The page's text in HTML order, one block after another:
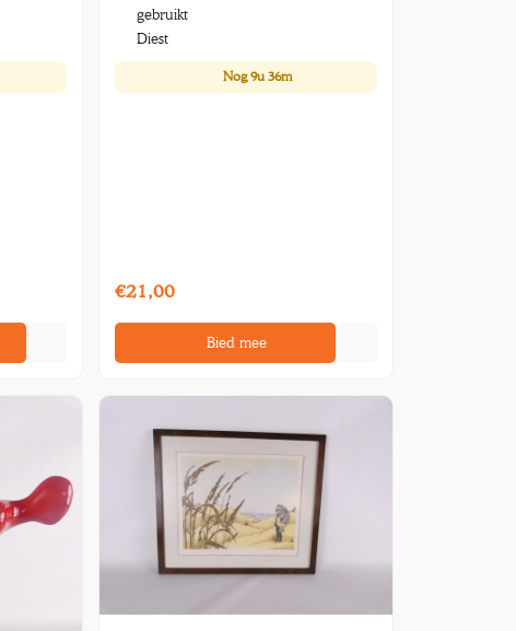
gebruikt
Diest
Nog9u 36m
€21,00
Bied mee